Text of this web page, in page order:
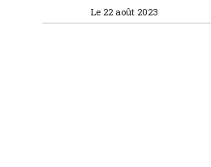
Le 22 août 2023